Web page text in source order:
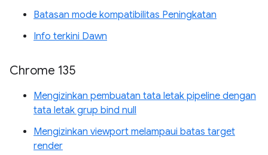
Batasan mode kompatibilitas Peningkatan
Info terkini Dawn
Chrome 135
Mengizinkan pembuatan tata letak pipeline dengan
tata letak grup bind null
Mengizinkan viewport melampaui batas target
render